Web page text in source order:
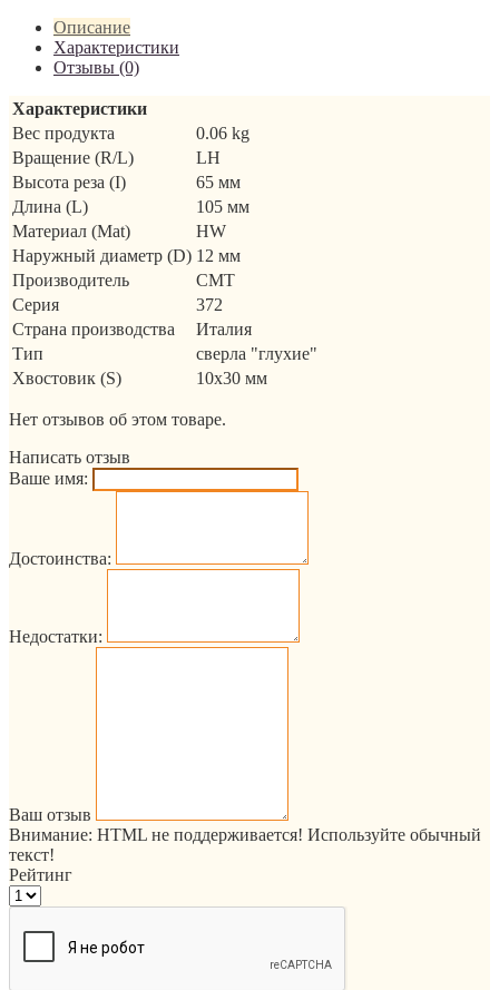
Описание
Характеристики
Отзывы (0)
Характеристики
Вес продукта
0.06 kg
Вращение (R/L)
LH
Высота реза (I)
65 мм
Длина (L)
105 мм
Материал (Mat)
HW
Наружный диаметр (D) 12 мм
Производитель
CMT
Серия
372
Страна производства
Италия
Тип
сверла "глухие"
Хвостовик (S)
10x30 мм
Нет отзывов об этом товаре.
Написать отзыв
Ваше имя:
Достоинства:
Недостатки:
Ваш отзыв
Внимание: HTML не поддерживается! Используйте обычный
текст!
Рейтинг